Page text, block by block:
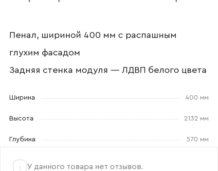
Пенал, шириной 400 мм с распашным
глухим фасадом
Задняя стенка модуля — ЛДВП белого цвета
Ширина 400 мм
Высота 2132 мм
Глубина 570 мм
У данного товара нет отзывов.
и обработкой данных.